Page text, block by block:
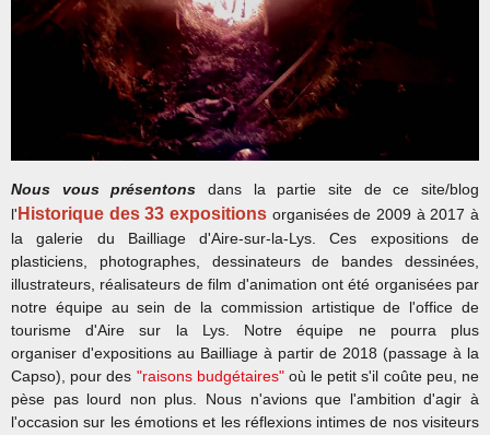
Nous vous présentons dans la partie site de ce site/blog
l' Historique des 33 expositions organisées de 2009 à 2017 à
la galerie du Bailliage d'Aire-sur-la-Lys. Ces expositions de
plasticiens, photographes, dessinateurs de bandes dessinées,
illustrateurs, réalisateurs de film d'animation ont été organisées par
notre équipe au sein de la commission artistique de l'office de
tourisme d'Aire sur la Lys. Notre équipe ne pourra plus
organiser d'expositions au Bailliage à partir de 2018 (passage à la
Capso), pour des "raisons budgétaires"où le petit s'il coûte peu, ne
pèse pas lourd non plus. Nous n'avions que l'ambition d'agir à
l'occasion sur les émotions et les réflexions intimes de nos visiteurs